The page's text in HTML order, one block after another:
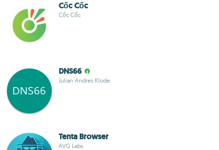
Cốc Cốc
Cốc Cốc
DNS66
Julian Andres Klode
Tenta Browser
AVG Labs